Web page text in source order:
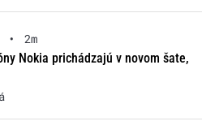
•
2m
Nokia prichádzajú v novom šate,